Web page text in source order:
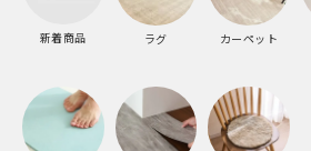
新着商品 ラグ カーペット